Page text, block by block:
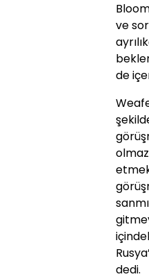
ve
de
dedi.